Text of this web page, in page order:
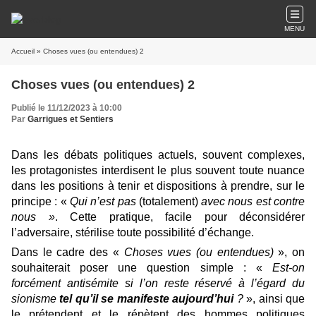
MENU
Accueil » Choses vues (ou entendues) 2
Choses vues (ou entendues) 2
Publié le 11/12/2023 à 10:00
Par Garrigues et Sentiers
Dans les débats politiques actuels, souvent complexes,
les protagonistes interdisent le plus souvent toute nuance
dans les positions à tenir et dispositions à prendre, sur le
principe : « Qui n’est pas (totalement)avec nous est contre
nous ». Cette pratique, facile pour déconsidérer
l’adversaire, stérilise toute possibilité d’échange.
Dans le cadre des « Choses vues (ou entendues)», on
souhaiterait poser une question simple : « Est-on
forcément antisémite si l’on reste réservé à l’égard du
sionismetel qu’il se manifeste aujourd’hui ?», ainsi que